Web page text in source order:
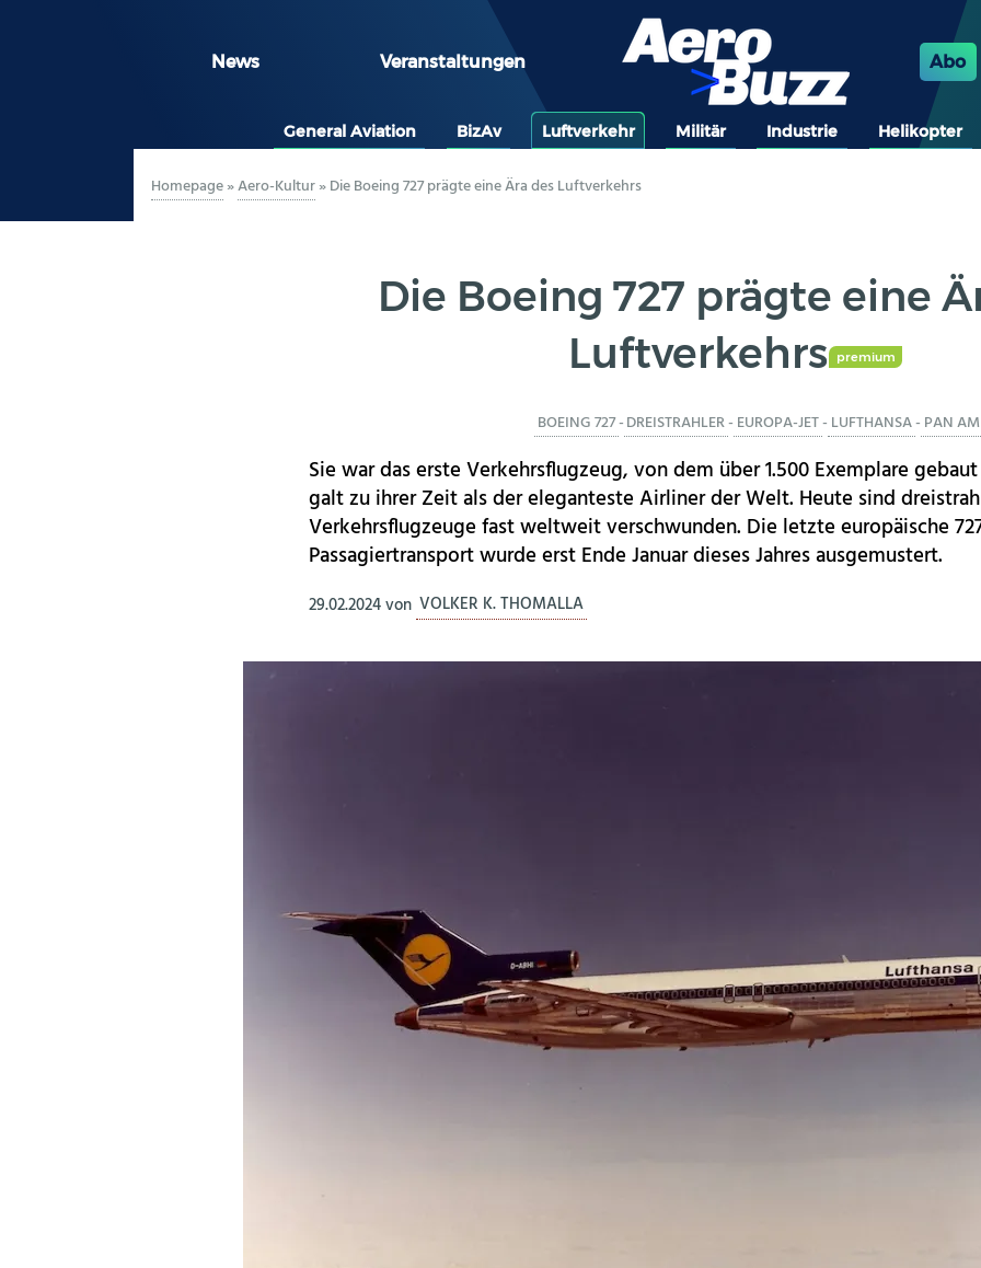
News Veranstaltungen Abo
General Aviation BizAv Luftverkehr Militär Industrie Helikopter
Homepage»Aero-Kultur»Die Boeing 727 prägte eine Ära des Luftverkehrs
Die Boeing 727 prägte eine
Luftverkehrs
premium
BOEING 727-DREISTRAHLER- EUROPA-JET- LUFTHANSA- PAN AM
Sie war das erste Verkehrsflugzeug, von dem über 1.500 Exemplare
galt zu ihrer Zeit als der eleganteste Airliner der Welt. Heute sind
Verkehrsflugzeuge fast weltweit verschwunden. Die letzte europäische
Passagiertransport wurde erst Ende Januar dieses Jahres ausgemustert.
29.02.2024von VOLKER K. THOMALLA